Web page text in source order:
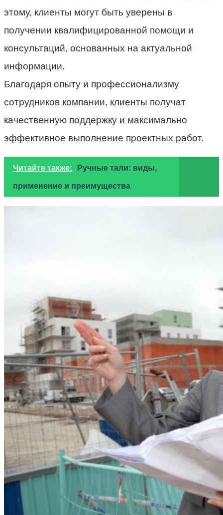
этому, клиенты могут быть уверены в
получении квалифицированной помощи и
консультаций, основанных на актуальной
информации.
Благодаря опыту и профессионализму
сотрудников компании, клиенты получат
качественную поддержку и максимально
эффективное выполнение проектных работ.
Читайте также: Ручные тали: виды,
применение и преимущества